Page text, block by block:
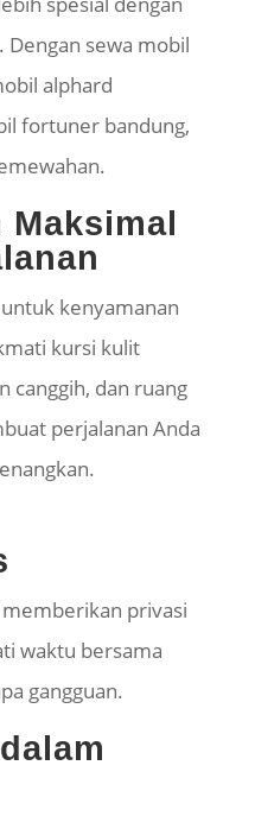
sewa mobil
alphard
fortuner bandung,
Maksimal
kenyamanan
kursi kulit
canggih, dan ruang
perjalanan Anda
privasi
waktu bersama
gangguan.